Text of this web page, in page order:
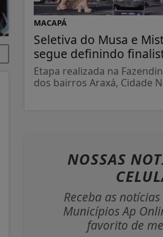
MACAPÁ
Seletiva do Musa e
segue definindo
Etapa realizada na
dos bairros Araxá, Cidade
NOSSAS
Receba as
Municípios Ap
favorito de